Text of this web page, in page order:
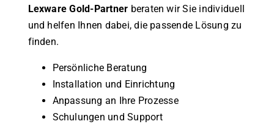
Lexware Gold-Partner beraten wir Sie individuell
und helfen Ihnen dabei, die passende Lösung zu
finden.
Persönliche Beratung
Installation und Einrichtung
Anpassung an Ihre Prozesse
Schulungen und Support